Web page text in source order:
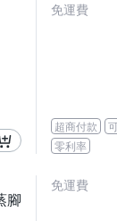
免運費
超商付款
零利率
腳
免運費